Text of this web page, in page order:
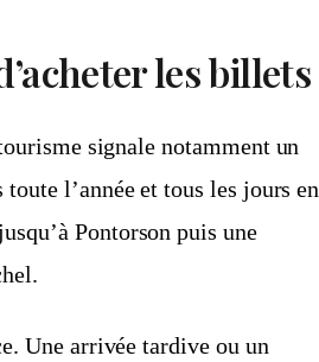
les billets
signale notamment un
l’année et tous les jours en
Pontorson puis une
Une arrivée tardive ou un